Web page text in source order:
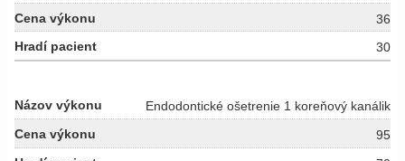
36
30
Endodontické ošetrenie 1 koreňový kanálik
95